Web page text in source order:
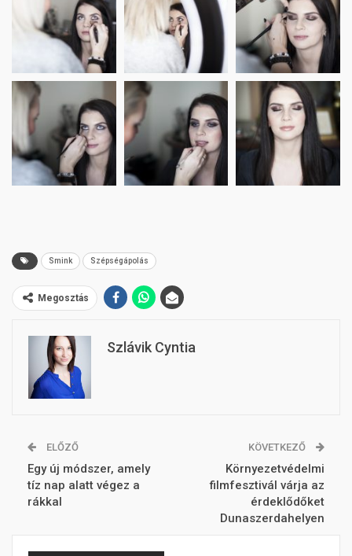
Smink Szépségápolás
Megosztás
Szlávik Cyntia
ELŐZŐ
Egy új módszer, amely
tíz nap alatt végez a
rákkal
KÖVETKEZŐ
Környezetvédelmi
filmfesztivál várja az
érdeklődőket
Dunaszerdahelyen